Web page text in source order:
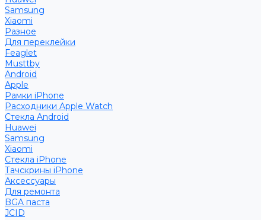
Samsung
Xiaomi
Разное
Для переклейки
Feaglet
Musttby
Android
Apple
Рамки iPhone
Расходники Apple Watch
Стекла Android
Huawei
Samsung
Xiaomi
Стекла iPhone
Тачскрины iPhone
Аксессуары
Для ремонта
BGA паста
JCID